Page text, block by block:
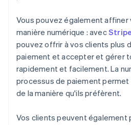
Vous pouvez également
manière numérique : avec
pouvez offrir à vos clients plus
paiement et accepter et gérer
rapidement et facilement. La
processus de paiement
de la manière qu'ils préfèrent.
Vos clients peuvent également